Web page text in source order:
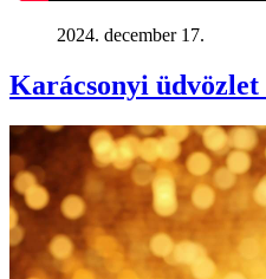
2024. december 17.
Karácsonyi üdvözlet